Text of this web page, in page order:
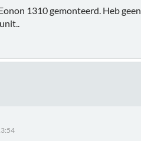
1310 gemonteerd. Heb